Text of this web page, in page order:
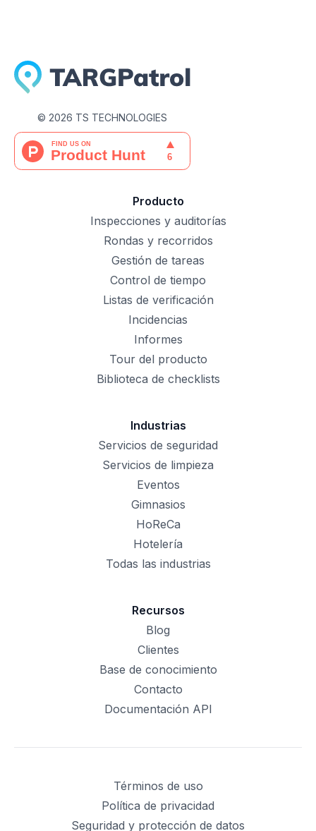
© 2026 TS TECHNOLOGIES
Producto
Inspecciones y auditorías
Rondas y recorridos
Gestión de tareas
Control de tiempo
Listas de verificación
Incidencias
Informes
Tour del producto
Biblioteca de checklists
Industrias
Servicios de seguridad
Servicios de limpieza
Eventos
Gimnasios
HoReCa
Hotelería
Todas las industrias
Recursos
Blog
Clientes
Base de conocimiento
Contacto
Documentación API
Términos de uso
Política de privacidad
Seguridad y protección de datos